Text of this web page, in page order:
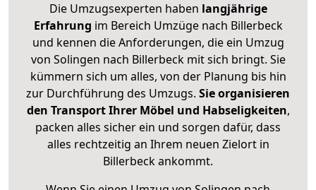
Die Umzugsexperten haben langjährige
Erfahrung im Bereich Umzüge nach Billerbeck
und kennen die Anforderungen, die ein Umzug
von Solingen nach Billerbeck mit sich bringt. Sie
kümmern sich um alles, von der Planung bis hin
zur Durchführung des Umzugs. Sie organisieren
den Transport Ihrer Möbel und Habseligkeiten,
packen alles sicher ein und sorgen dafür, dass
alles rechtzeitig an Ihrem neuen Zielort in
Billerbeck ankommt.